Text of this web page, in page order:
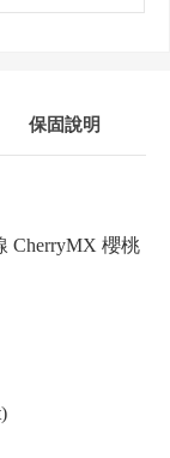
保固說明
CherryMX 櫻桃